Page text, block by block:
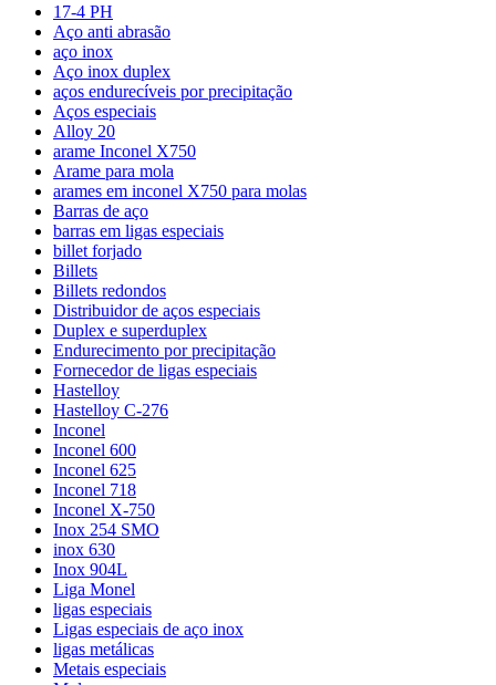
17-4 PH
Aço anti abrasão
aço inox
Aço inox duplex
aços endurecíveis por precipitação
Aços especiais
Alloy 20
arame Inconel X750
Arame para mola
arames em inconel X750 para molas
Barras de aço
barras em ligas especiais
billet forjado
Billets
Billets redondos
Distribuidor de aços especiais
Duplex e superduplex
Endurecimento por precipitação
Fornecedor de ligas especiais
Hastelloy
Hastelloy C-276
Inconel
Inconel 600
Inconel 625
Inconel 718
Inconel X-750
Inox 254 SMO
inox 630
Inox 904L
Liga Monel
ligas especiais
Ligas especiais de aço inox
ligas metálicas
Metais especiais